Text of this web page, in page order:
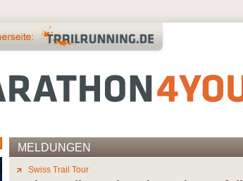
MELDUNGEN
Swiss Trail Tour